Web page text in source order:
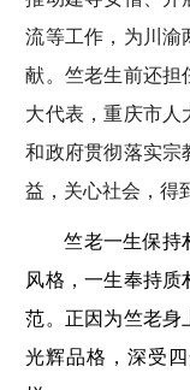
流等工作，为川渝
献。竺老生前还担
大代表，重庆市人
和政府贯彻落实宗
益，关心社会，得
竺老一生保持
风格，一生奉持质
范。正因为竺老身
光辉品格，深受